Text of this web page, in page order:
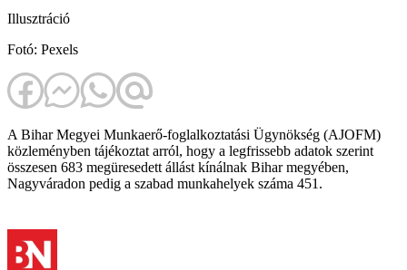
Illusztráció
Fotó: Pexels
A Bihar Megyei Munkaerő-foglalkoztatási Ügynökség (AJOFM)
közleményben tájékoztat arról, hogy a legfrissebb adatok szerint
összesen 683 megüresedett állást kínálnak Bihar megyében,
Nagyváradon pedig a szabad munkahelyek száma 451.